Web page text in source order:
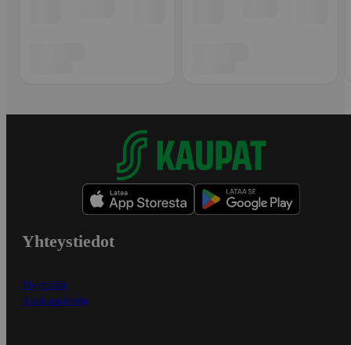
Yhteystiedot
Myymälät
Asiakaspalvelu